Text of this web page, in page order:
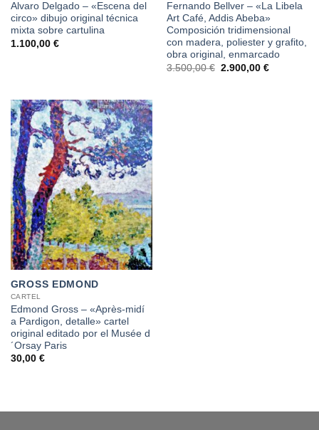
Alvaro Delgado – «Escena del
circo» dibujo original técnica
mixta sobre cartulina
1.100,00 €
Fernando Bellver – «La Libela
Art Café, Addis Abeba»
Composición tridimensional
con madera, poliester y grafito,
obra original, enmarcado
3.500,00€ El
precio
2.900,00 €El
GROSS EDMOND
CARTEL
Edmond Gross – «Après-midí
a Pardigon, detalle» cartel
original editado por el Musée d
´Orsay Paris
30,00 €